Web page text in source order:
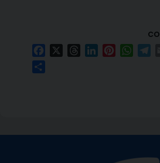
FacebookThreadsLinkedInPinterest